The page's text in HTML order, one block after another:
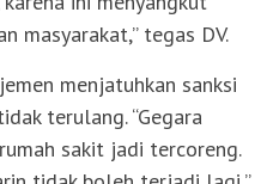
masyarakat,” tegas DV.
menjatuhkan sanksi
terulang. “Gegara
sakit jadi tercoreng.